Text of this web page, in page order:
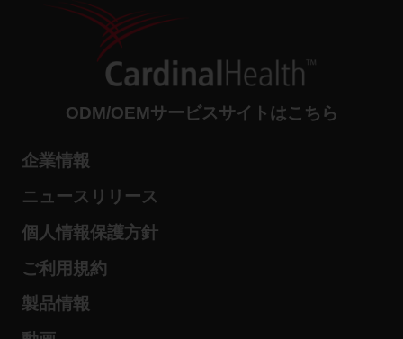
ODM/OEMサービスサイトはこちら
企業情報
ニュースリリース
個人情報保護方針
ご利用規約
製品情報